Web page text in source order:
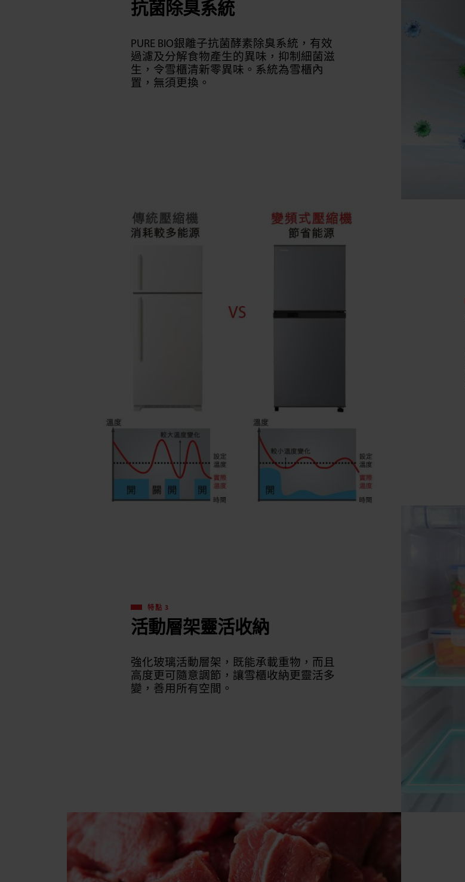
抗菌除臭系統
PURE BIO銀離子抗菌酵素除臭系統，有效
過濾及分解食物產生的異味，抑制細菌滋
生，令雪櫃清新零異味。系統為雪櫃內
置，無須更換。
特點 3
活動層架靈活收納
強化玻璃活動層架，既能承載重物，而且
高度更可隨意調節，讓雪櫃收納更靈活多
變，善用所有空間。